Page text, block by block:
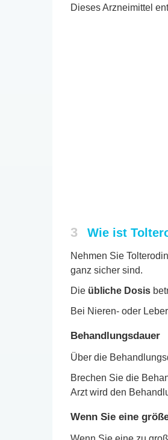
Dieses Arzneimittel
3 Wie ist
Nehmen Sie
ganz sicher sind.
Die übliche Dosis
Bei Nieren- oder
Behandlungsdauer
Über die
Brechen Sie die
Arzt wird den
Wenn Sie eine